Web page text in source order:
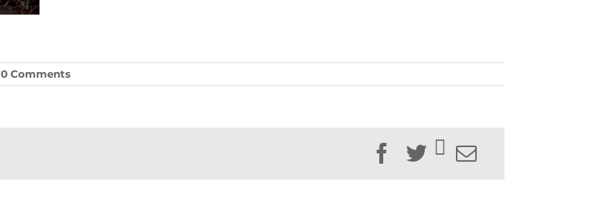
0 Comments
Facebook
TwitterEmail